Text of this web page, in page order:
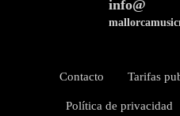
info@
Contacto Tarifas
Política de privacidad